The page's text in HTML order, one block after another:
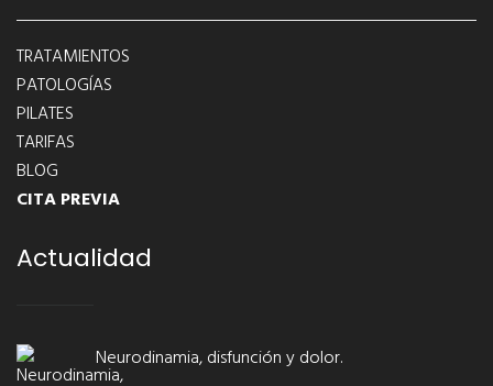
TRATAMIENTOS
PATOLOGÍAS
PILATES
TARIFAS
BLOG
CITA PREVIA
Actualidad
Neurodinamia, disfunción y dolor.